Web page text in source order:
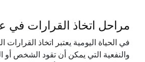
مراحل اتخاذ القرارات في
في الحياة اليومية يعتبر اتخاذ القرارات
والنفعية التي يمكن أن تقود الشخص أو